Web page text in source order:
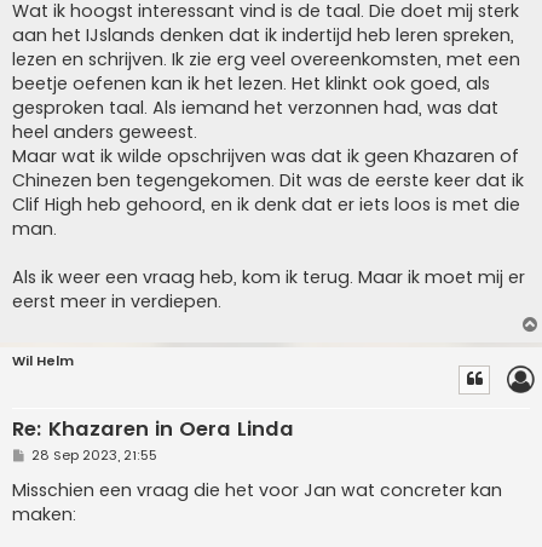
Wat ik hoogst interessant vind is de taal. Die doet mij sterk
aan het IJslands denken dat ik indertijd heb leren spreken,
lezen en schrijven. Ik zie erg veel overeenkomsten, met een
beetje oefenen kan ik het lezen. Het klinkt ook goed, als
gesproken taal. Als iemand het verzonnen had, was dat
heel anders geweest.
Maar wat ik wilde opschrijven was dat ik geen Khazaren of
Chinezen ben tegengekomen. Dit was de eerste keer dat ik
Clif High heb gehoord, en ik denk dat er iets loos is met die
man.
Als ik weer een vraag heb, kom ik terug. Maar ik moet mij er
eerst meer in verdiepen.
Wil Helm
Re: Khazaren in Oera Linda
P
s
t
28 Sep 2023, 21:55
Misschien een vraag die het voor Jan wat concreter kan
maken: